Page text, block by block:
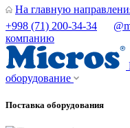
На главную
+998 (71) 200-34-34
компанию
оборудование
Поставка оборудования